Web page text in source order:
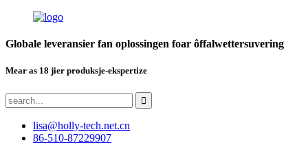
Globale leveransier fan oplossingen foar ôffalwettersuvering
Mear as 18 jier produksje-ekspertize
lisa@holly-tech.net.cn
86-510-87229907